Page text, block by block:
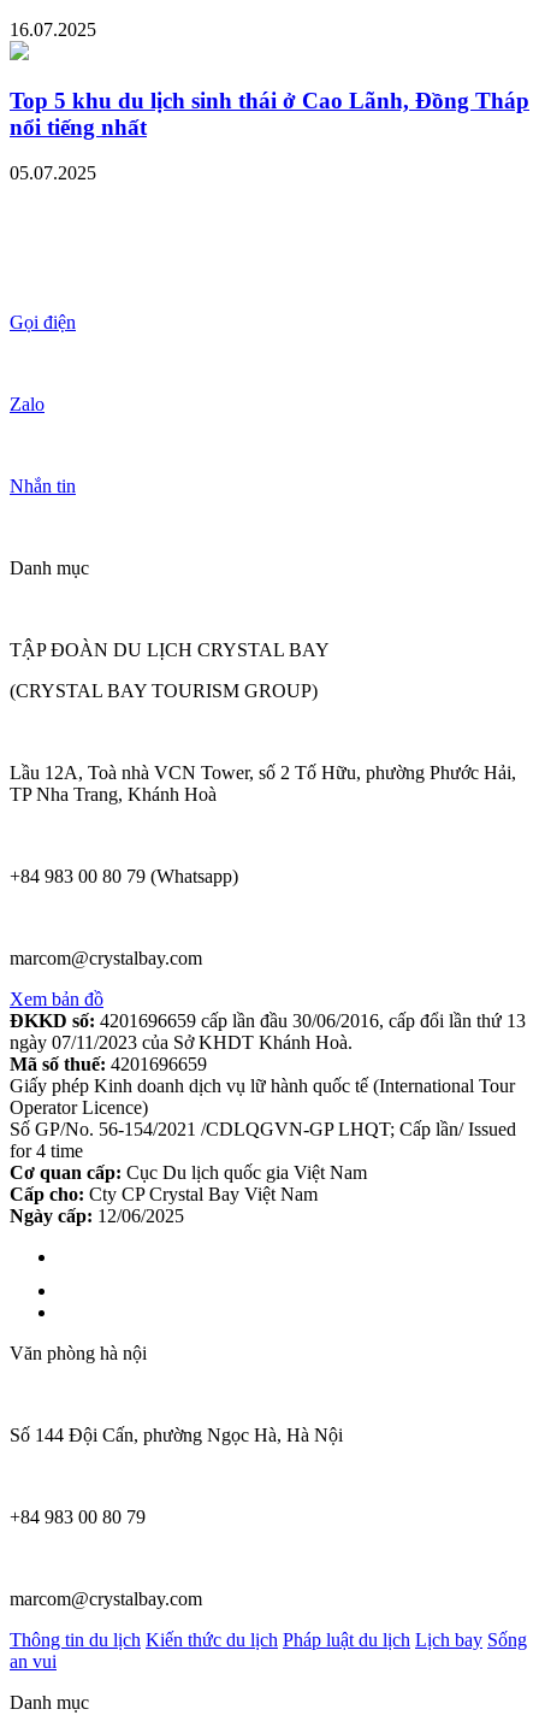
16.07.2025
Top 5 khu du lịch sinh thái ở Cao Lãnh, Đồng Tháp
nổi tiếng nhất
05.07.2025
Gọi điện
Zalo
Nhắn tin
Danh mục
TẬP ĐOÀN DU LỊCH CRYSTAL BAY
(CRYSTAL BAY TOURISM GROUP)
Lầu 12A, Toà nhà VCN Tower, số 2 Tố Hữu, phường Phước Hải,
TP Nha Trang, Khánh Hoà
+84 983 00 80 79 (Whatsapp)
marcom@crystalbay.com
Xem bản đồ
ĐKKD số: 4201696659 cấp lần đầu 30/06/2016, cấp đổi lần thứ 13
ngày 07/11/2023 của Sở KHDT Khánh Hoà.
Mã số thuế: 4201696659
Giấy phép Kinh doanh dịch vụ lữ hành quốc tế (International Tour
Operator Licence)
Số GP/No. 56-154/2021 /CDLQGVN-GP LHQT; Cấp lần/ Issued
for 4 time
Cơ quan cấp: Cục Du lịch quốc gia Việt Nam
Cấp cho: Cty CP Crystal Bay Việt Nam
Ngày cấp: 12/06/2025
Văn phòng hà nội
Số 144 Đội Cấn, phường Ngọc Hà, Hà Nội
+84 983 00 80 79
marcom@crystalbay.com
Thông tin du lịch Kiến thức du lịch Pháp luật du lịch Lịch bay Sống
an vui
Danh mục